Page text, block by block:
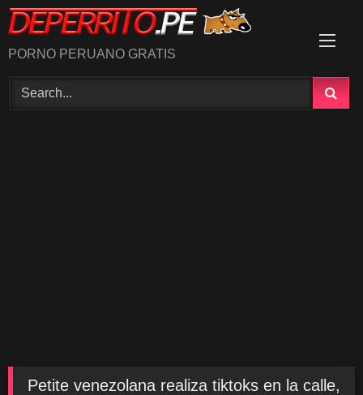
Skip
to
content
PORNO PERUANO GRATIS
Petite venezolana realiza tiktoks en la calle,